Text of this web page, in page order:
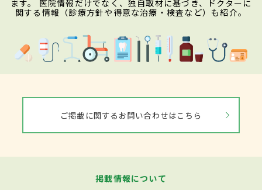
ます。 医院情報だけでなく、独自取材に基づき、ドクターに
関する情報（診療方針や得意な治療・検査など）も紹介。
ご掲載に関するお問い合わせはこちら
掲載情報について